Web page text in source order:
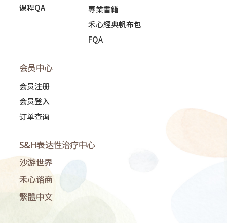
课程QA
專業書籍
禾心經典帆布包
FQA
会员中心
会员注册
会员登入
订单查询
S&H表达性治疗中心
沙游世界
禾心谘商
繁體中文